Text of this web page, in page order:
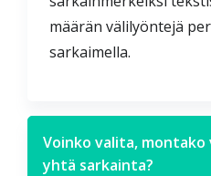
määrän välilyöntejä
sarkaimella.
Voinko valita,
yhtä sarkainta?